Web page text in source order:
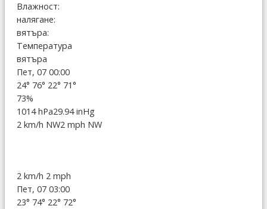
Влажност:
налягане:
вятъра:
Температура
вятъра
Пет, 07 00:00
24° 76° 22° 71°
73%
1014 hPa29.94 inHg
2 km/h NW2 mph NW
2 km/h 2 mph
Пет, 07 03:00
23° 74° 22° 72°